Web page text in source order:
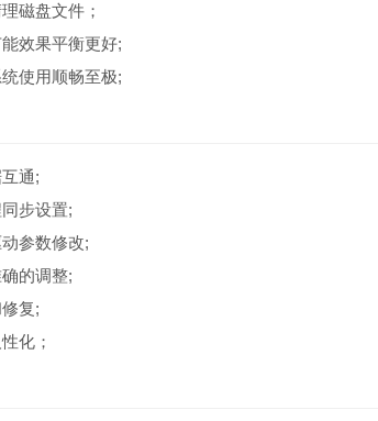
磁盘文件；
效果平衡更好;
使用顺畅至极;
通;
步设置;
参数修改;
的调整;
复;
化；